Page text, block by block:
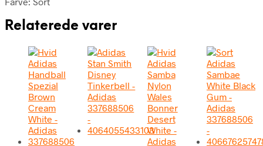
Relaterede varer